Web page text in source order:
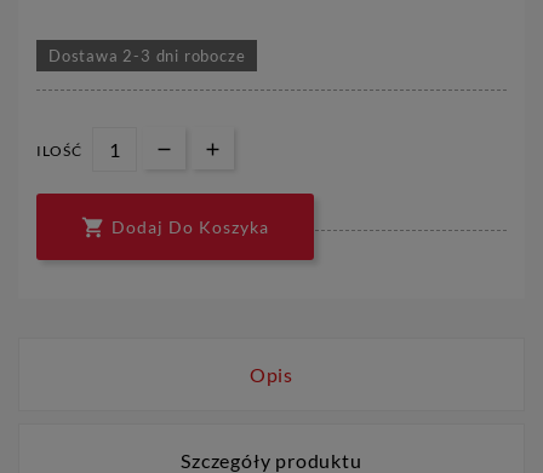
Dostawa 2-3 dni robocze
ILOŚĆ
 Dodaj Do Koszyka
Opis
Szczegóły produktu